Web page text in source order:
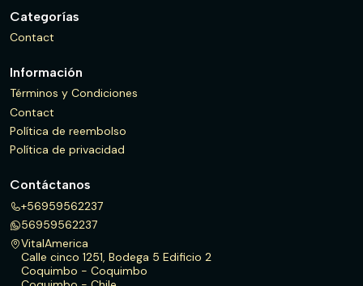
Categorías
Contact
Información
Términos y Condiciones
Contact
Política de reembolso
Política de privacidad
Contáctanos
+56959562237
56959562237
VitalAmerica
Calle cinco 1251, Bodega 5 Edificio 2
Coquimbo - Coquimbo